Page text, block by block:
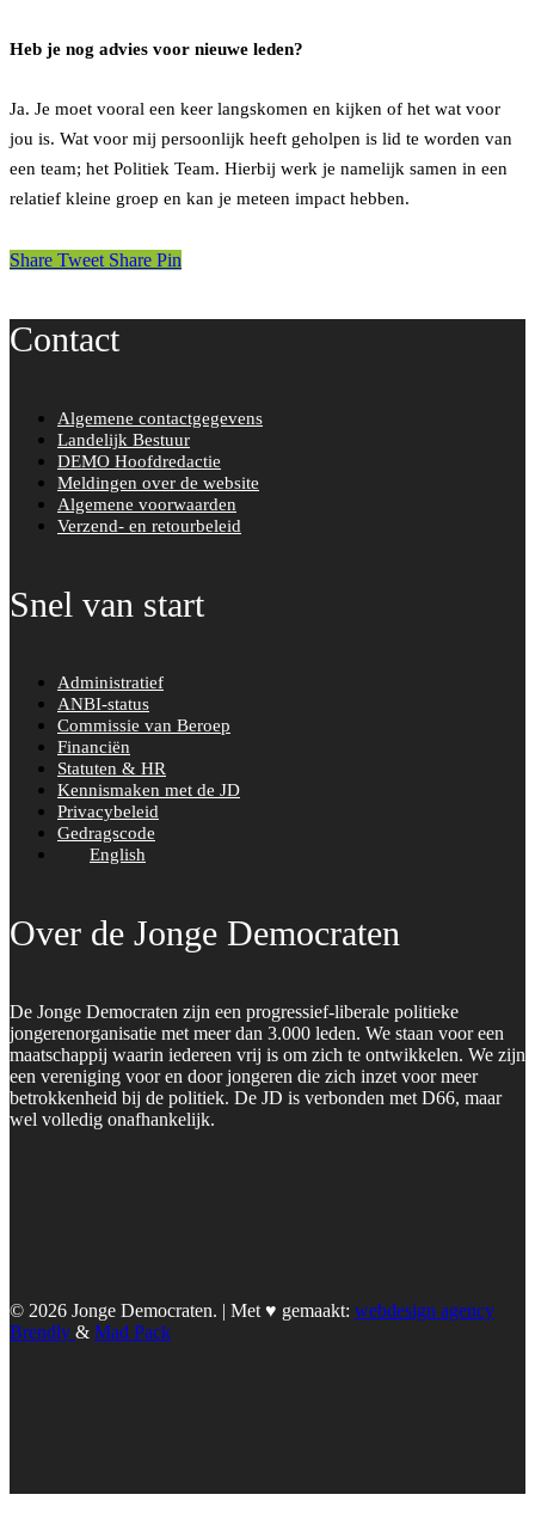
Heb je nog advies voor nieuwe leden?
Ja. Je moet vooral een keer langskomen en kijken of het wat voor
jou is. Wat voor mij persoonlijk heeft geholpen is lid te worden van
een team; het Politiek Team. Hierbij werk je namelijk samen in een
relatief kleine groep en kan je meteen impact hebben.
Share Tweet Share Pin
Contact
Algemene contactgegevens
Landelijk Bestuur
DEMO Hoofdredactie
Meldingen over de website
Algemene voorwaarden
Verzend- en retourbeleid
Snel van start
Administratief
ANBI-status
Commissie van Beroep
Financiën
Statuten & HR
Kennismaken met de JD
Privacybeleid
Gedragscode
English
Over de Jonge Democraten
De Jonge Democraten zijn een progressief-liberale politieke
jongerenorganisatie met meer dan 3.000 leden. We staan voor een
maatschappij waarin iedereen vrij is om zich te ontwikkelen. We zijn
een vereniging voor en door jongeren die zich inzet voor meer
betrokkenheid bij de politiek. De JD is verbonden met D66, maar
wel volledig onafhankelijk.
© 2026 Jonge Democraten. | Met ♥︎ gemaakt: webdesign agency
Brendly & Mad Pack